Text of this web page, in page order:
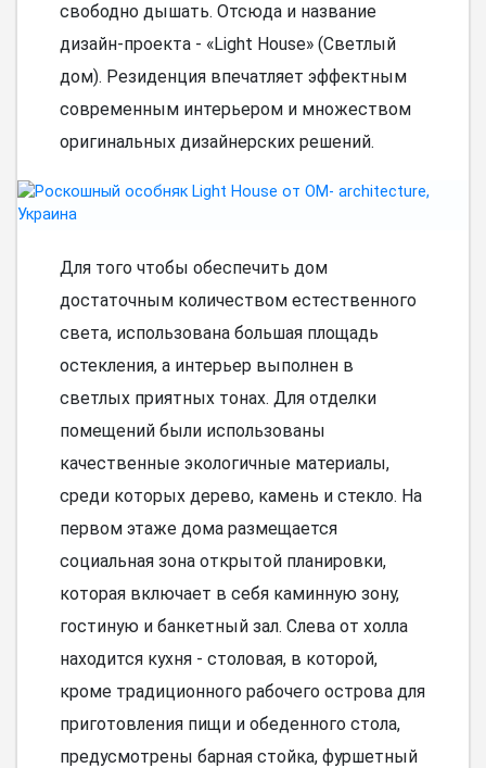
свободно дышать. Отсюда и название
дизайн-проекта - «Light House» (Светлый
дом). Резиденция впечатляет эффектным
современным интерьером и множеством
оригинальных дизайнерских решений.
Для того чтобы обеспечить дом
достаточным количеством естественного
света, использована большая площадь
остекления, а интерьер выполнен в
светлых приятных тонах. Для отделки
помещений были использованы
качественные экологичные материалы,
среди которых дерево, камень и стекло. На
первом этаже дома размещается
социальная зона открытой планировки,
которая включает в себя каминную зону,
гостиную и банкетный зал. Слева от холла
находится кухня - столовая, в которой,
кроме традиционного рабочего острова для
приготовления пищи и обеденного стола,
предусмотрены барная стойка, фуршетный